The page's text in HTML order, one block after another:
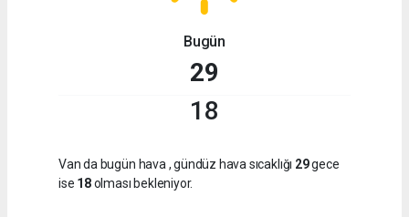
Bugün
29
18
Van da bugün hava , gündüz hava sıcaklığı 29gece
ise 18olması bekleniyor.